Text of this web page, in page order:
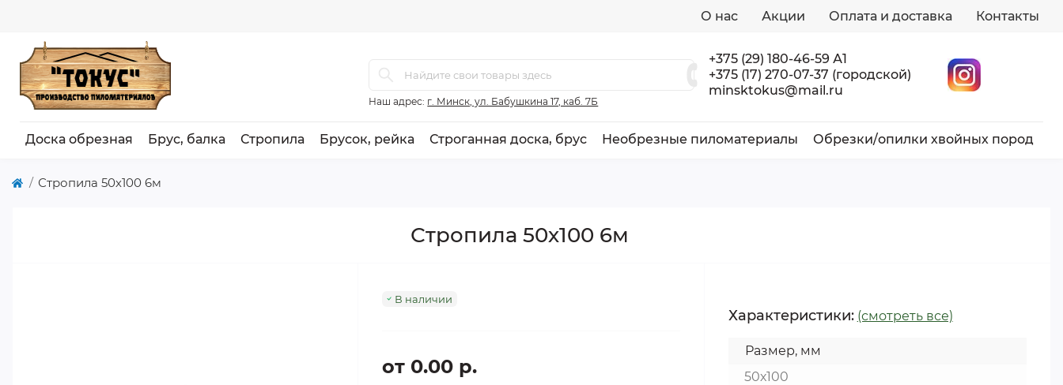
О нас Акции Оплата и доставка Контакты
Наш адрес: г. Минск, ул. Бабушкина 17, каб. 7Б
+375 (29) 180-46-59 А1
+375 (17) 270-07-37 (городской)
minsktokus@mail.ru
Доска обрезная Брус, балка Стропила Брусок, рейка Строганная доска, брус Необрезные пиломатериалы Обрезки/опилки хвойных пород
Стропила 50х100 6м
Стропила 50х100 6м
В наличии
от 0.00 р.
Характеристики: (смотреть все)
Размер, мм
50х100